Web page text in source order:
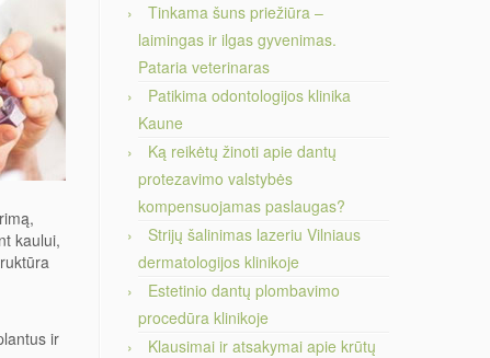
kaului,
ir
Tinkama šuns priežiūra –
laimingas ir ilgas gyvenimas.
Pataria veterinaras
Patikima odontologijos klinika
Kaune
Ką reikėtų žinoti apie dantų
protezavimo valstybės
kompensuojamas paslaugas?
Strijų šalinimas lazeriu Vilniaus
dermatologijos klinikoje
Estetinio dantų plombavimo
procedūra klinikoje
Klausimai ir atsakymai apie krūtų